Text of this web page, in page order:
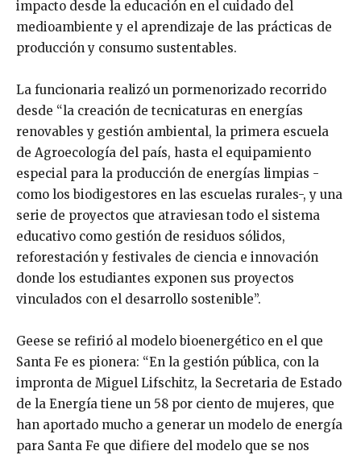
impacto desde la educación en el cuidado del
medioambiente y el aprendizaje de las prácticas de
producción y consumo sustentables.
La funcionaria realizó un pormenorizado recorrido
desde “la creación de tecnicaturas en energías
renovables y gestión ambiental, la primera escuela
de Agroecología del país, hasta el equipamiento
especial para la producción de energías limpias -
como los biodigestores en las escuelas rurales-, y una
serie de proyectos que atraviesan todo el sistema
educativo como gestión de residuos sólidos,
reforestación y festivales de ciencia e innovación
donde los estudiantes exponen sus proyectos
vinculados con el desarrollo sostenible”.
Geese se refirió al modelo bioenergético en el que
Santa Fe es pionera: “En la gestión pública, con la
impronta de Miguel Lifschitz, la Secretaria de Estado
de la Energía tiene un 58 por ciento de mujeres, que
han aportado mucho a generar un modelo de energía
para Santa Fe que difiere del modelo que se nos